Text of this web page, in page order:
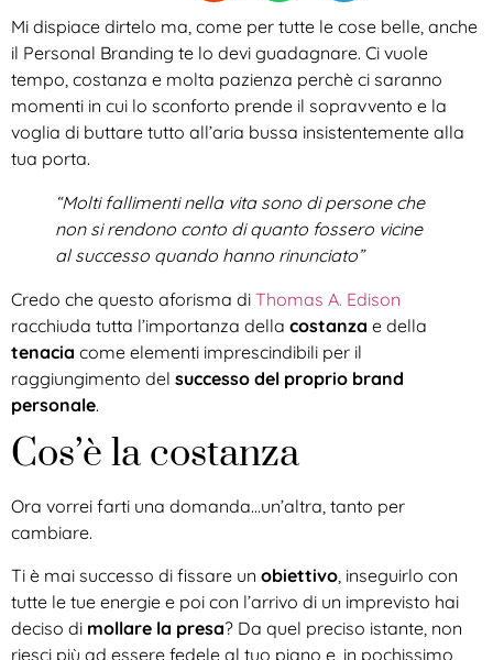
Mi dispiace dirtelo ma, come per tutte le cose belle, anche
il Personal Branding te lo devi guadagnare. Ci vuole
tempo, costanza e molta pazienza perchè ci saranno
momenti in cui lo sconforto prende il sopravvento e la
voglia di buttare tutto all’aria bussa insistentemente alla
tua porta.
“Molti fallimenti nella vita sono di persone che
non si rendono conto di quanto fossero vicine
al successo quando hanno rinunciato”
Credo che questo aforisma di Thomas A. Edison
racchiuda tutta l’importanza della costanza e della
tenacia come elementi imprescindibili per il
raggiungimento del successo del proprio brand
personale.
Cos’è la costanza
Ora vorrei farti una domanda…un’altra, tanto per
cambiare.
Ti è mai successo di fissare un obiettivo , inseguirlo con
tutte le tue energie e poi con l’arrivo di un imprevisto hai
deciso di mollare la presa? Da quel preciso istante, non
riesci più ad essere fedele al tuo piano e, in pochissimo